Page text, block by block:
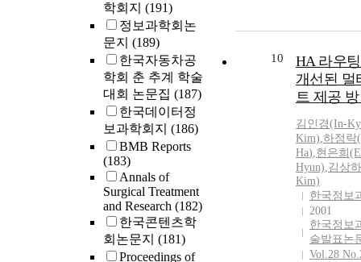
학회지 (191)
정보과학회논
문지 (189)
한국자동차공
학회 춘 추계 학술
대회 논문집 (187)
한국데이터정
보과학회지 (186)
BMB Reports
(183)
Annals of
Surgical Treatment
and Research (182)
한국콘텐츠학
회논문지 (181)
Proceedings of
10
HA 라우
개선된 멀
트 제공
김인경(In-
Kim),하정락
Ha),현은희
Hyun),김상
Kim)
한국정보
2001
한국정보
술발표논
Vol.28